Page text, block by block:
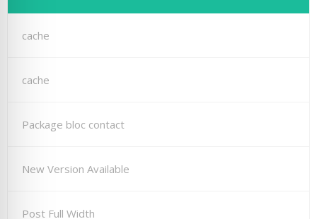
cache
cache
Package bloc contact
New Version Available
Post Full Width